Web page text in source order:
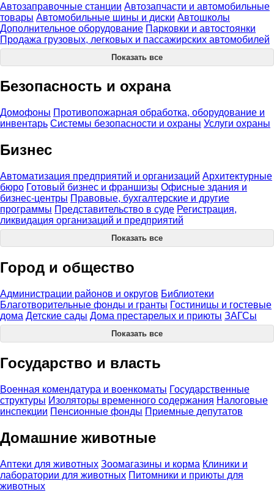
Автозаправочные станции Автозапчасти и автомобильные
товары Автомобильные шины и диски Автошколы
Дополнительное оборудование Парковки и автостоянки
Продажа грузовых, легковых и пассажирских автомобилей
Показать все
Безопасность и охрана
Домофоны Противопожарная обработка, оборудование и
инвентарь Системы безопасности и охраны Услуги охраны
Бизнес
Автоматизация предприятий и организаций Архитектурные
бюро Готовый бизнес и франшизы Офисные здания и
бизнес-центры Правовые, бухгалтерские и другие
программы Представительство в суде Регистрация,
ликвидация организаций и предприятий
Показать все
Город и общество
Администрации районов и округов Библиотеки
Благотворительные фонды и гранты Гостиницы и гостевые
дома Детские сады Дома престарелых и приюты ЗАГСы
Показать все
Государство и власть
Военная комендатура и военкоматы Государственные
структуры Изоляторы временного содержания Налоговые
инспекции Пенсионные фонды Приемные депутатов
Домашние животные
Аптеки для животных Зоомагазины и корма Клиники и
лаборатории для животных Питомники и приюты для
животных